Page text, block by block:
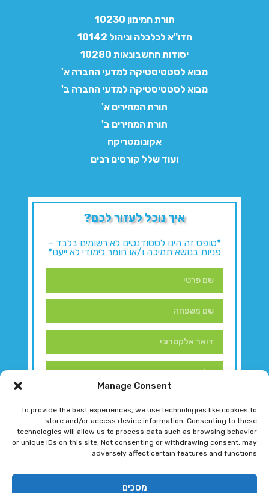
Manage Consent
To provide the best experiences, we use technologies like cookies to
store and/or access device information. Consenting to these
technologies will allow us to process data such as browsing behavior
or unique IDs on this site. Not consenting or withdrawing consent, may
adversely affect certain features and functions.
מסכים
תורת המימון 10230
חדו"א לכלכלה וניהול 10142
יסודות החשבונאות 10280
מבוא לסטטיסטיקה למדעי החברה א'
מבוא לסטטיסטיקה למדעי החברה ב'
תורת המחירים א'
תורת המחירים ב'
אקונומטריקה
ועוד שלל קורסים רבים
איך נוכל לעזור לכם?
*טופס זה הינו לסטודנטים לא רשומים בלבד –
פניות בנושא תמיכה ו/או חומר לימודי לא ייענו*